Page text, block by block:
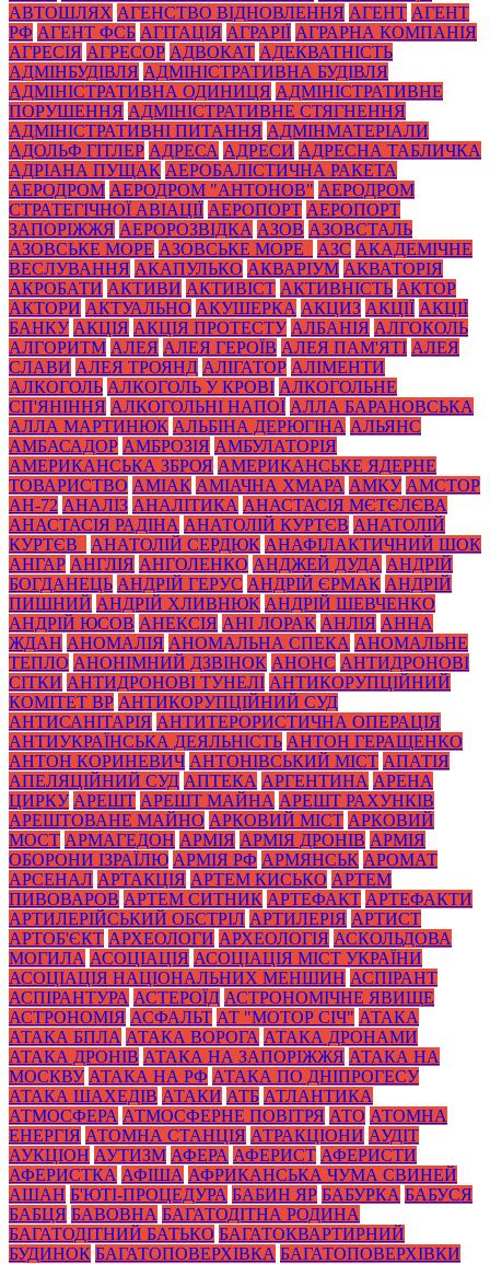
АВТОШЛЯХ АГЕНСТВО ВІДНОВЛЕННЯ АГЕНТ АГЕНТ
РФ АГЕНТ ФСБ АГІТАЦІЯ АГРАРІЇ АГРАРНА КОМПАНІЯ
АГРЕСІЯ АГРЕСОР АДВОКАТ АДЕКВАТНІСТЬ
АДМІНБУДІВЛЯ АДМІНІСТРАТИВНА БУДІВЛЯ
АДМІНІСТРАТИВНА ОДИНИЦЯ АДМІНІСТРАТИВНЕ
ПОРУШЕННЯ АДМІНІСТРАТИВНЕ СТЯГНЕННЯ
АДМІНІСТРАТИВНІ ПИТАННЯ АДМІНМАТЕРІАЛИ
АДОЛЬФ ГІТЛЕР АДРЕСА АДРЕСИ АДРЕСНА ТАБЛИЧКА
АДРІАНА ПУЩАК АЕРОБАЛІСТИЧНА РАКЕТА
АЕРОДРОМ АЕРОДРОМ "АНТОНОВ" АЕРОДРОМ
СТРАТЕГІЧНОЇ АВІАЦІЇ АЕРОПОРТ АЕРОПОРТ
ЗАПОРІЖЖЯ АЕРОРОЗВІДКА АЗОВ АЗОВСТАЛЬ
АЗОВСЬКЕ МОРЕ АЗОВСЬКЕ МОРЕ_ АЗС АКАДЕМІЧНЕ
ВЕСЛУВАННЯ АКАПУЛЬКО АКВАРІУМ АКВАТОРІЯ
АКРОБАТИ АКТИВИ АКТИВІСТ АКТИВНІСТЬ АКТОР
АКТОРИ АКТУАЛЬНО АКУШЕРКА АКЦИЗ АКЦІЇ АКЦІЇ
БАНКУ АКЦІЯ АКЦІЯ ПРОТЕСТУ АЛБАНІЯ АЛГОКОЛЬ
АЛГОРИТМ АЛЕЯ АЛЕЯ ГЕРОЇВ АЛЕЯ ПАМ'ЯТІ АЛЕЯ
СЛАВИ АЛЕЯ ТРОЯНД АЛІГАТОР АЛІМЕНТИ
АЛКОГОЛЬ АЛКОГОЛЬ У КРОВІ АЛКОГОЛЬНЕ
СП'ЯНІННЯ АЛКОГОЛЬНІ НАПОЇ АЛЛА БАРАНОВСЬКА
АЛЛА МАРТИНЮК АЛЬБІНА ДЕРЮГІНА АЛЬЯНС
АМБАСАДОР АМБРОЗІЯ АМБУЛАТОРІЯ
АМЕРИКАНСЬКА ЗБРОЯ АМЕРИКАНСЬКЕ ЯДЕРНЕ
ТОВАРИСТВО АМІАК АМІАЧНА ХМАРА АМКУ АМСТОР
АН-72 АНАЛІЗ АНАЛІТИКА АНАСТАСІЯ МЄТЄЛЄВА
АНАСТАСІЯ РАДІНА АНАТОЛІЙ КУРТЄВ АНАТОЛІЙ
КУРТЄВ_
АНАТОЛІЙ СЕРДЮК АНАФІЛАКТИЧНИЙ ШОК
АНГАР АНГЛІЯ АНГОЛЕНКО АНДЖЕЙ ДУДА АНДРІЙ
БОГДАНЕЦЬ АНДРІЙ ГЕРУС АНДРІЙ ЄРМАК АНДРІЙ
ПИШНИЙ АНДРІЙ ХЛИВНЮК АНДРІЙ ШЕВЧЕНКО
АНДРІЙ ЮСОВ АНЕКСІЯ АНІ ЛОРАК АНЛІЯ АННА
ЖДАН АНОМАЛІЯ АНОМАЛЬНА СПЕКА АНОМАЛЬНЕ
ТЕПЛО АНОНІМНИЙ ДЗВІНОК АНОНС АНТИДРОНОВІ
СІТКИ АНТИДРОНОВІ ТУНЕЛІ АНТИКОРУПЦІЙНИЙ
КОМІТЕТ ВР АНТИКОРУПЦІЙНИЙ СУД
АНТИСАНІТАРІЯ АНТИТЕРОРИСТИЧНА ОПЕРАЦІЯ
АНТИУКРАЇНСЬКА ДЕЯЛЬНІСТЬ АНТОН ГЕРАЩЕНКО
АНТОН КОРИНЕВИЧ АНТОНІВСЬКИЙ МІСТ АПАТІЯ
АПЕЛЯЦІЙНИЙ СУД АПТЕКА АРГЕНТИНА АРЕНА
ЦИРКУ АРЕШТ АРЕШТ МАЙНА АРЕШТ РАХУНКІВ
АРЕШТОВАНЕ МАЙНО АРКОВИЙ МІСТ АРКОВИЙ
МОСТ АРМАГЕДОН АРМІЯ АРМІЯ ДРОНІВ АРМІЯ
ОБОРОНИ ІЗРАЇЛЮ АРМІЯ РФ АРМЯНСЬК АРОМАТ
АРСЕНАЛ АРТАКЦІЯ АРТЕМ КИСЬКО АРТЕМ
ПИВОВАРОВ АРТЕМ СИТНИК АРТЕФАКТ АРТЕФАКТИ
АРТИЛЕРІЙСЬКИЙ ОБСТРІЛ АРТИЛЕРІЯ АРТИСТ
АРТОБ'ЄКТ АРХЕОЛОГИ АРХЕОЛОГІЯ АСКОЛЬДОВА
МОГИЛА АСОЦІАЦІЯ АСОЦІАЦІЯ МІСТ УКРАЇНИ
АСОЦІАЦІЯ НАЦІОНАЛЬНИХ МЕНШИН АСПІРАНТ
АСПІРАНТУРА АСТЕРОЇД АСТРОНОМІЧНЕ ЯВИЩЕ
АСТРОНОМІЯ АСФАЛЬТ АТ "МОТОР СІЧ" АТАКА
АТАКА БПЛА АТАКА ВОРОГА АТАКА ДРОНАМИ
АТАКА ДРОНІВ АТАКА НА ЗАПОРІЖЖЯ АТАКА НА
МОСКВУ АТАКА НА РФ АТАКА ПО ДНІПРОГЕСУ
АТАКА ШАХЕДІВ АТАКИ АТБ АТЛАНТИКА
АТМОСФЕРА АТМОСФЕРНЕ ПОВІТРЯ АТО АТОМНА
ЕНЕРГІЯ АТОМНА СТАНЦІЯ АТРАКЦІОНИ АУДІТ
АУКЦІОН АУТИЗМ АФЕРА АФЕРИСТ АФЕРИСТИ
АФЕРИСТКА АФІША АФРИКАНСЬКА ЧУМА СВИНЕЙ
АШАН Б'ЮТІ-ПРОЦЕДУРА БАБИН ЯР БАБУРКА БАБУСЯ
БАБЦЯ БАВОВНА БАГАТОДІТНА РОДИНА
БАГАТОДІТНИЙ БАТЬКО БАГАТОКВАРТИРНИЙ
БУДИНОК БАГАТОПОВЕРХІВКА БАГАТОПОВЕРХІВКИ